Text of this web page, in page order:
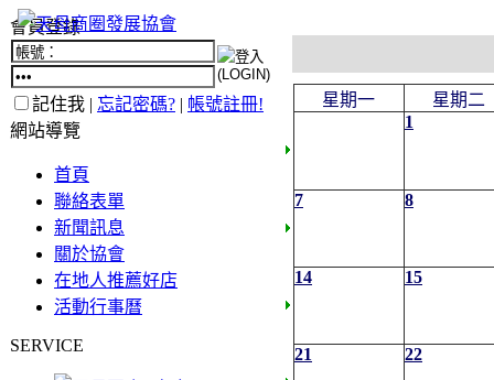
會員登錄
記住我 | 忘記密碼? | 帳號註冊!
網站導覽
首頁
聯絡表單
新聞訊息
關於協會
在地人推薦好店
活動行事曆
SERVICE
星期一
星期二
1
7 8
14 15
21 22